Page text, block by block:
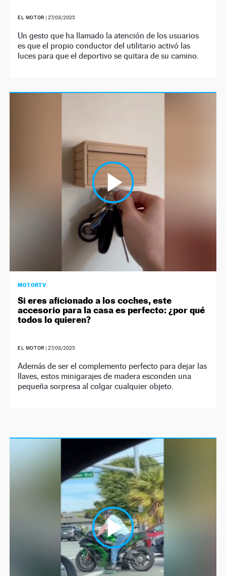
EL MOTOR |27/03/2025
Un gesto que ha llamado la atención de los usuarios
es que el propio conductor del utilitario activó las
luces para que el deportivo se quitara de su camino.
MOTORTV
Si eres aficionado a los coches, este
accesorio para la casa es perfecto: ¿por qué
todos lo quieren?
EL MOTOR |27/03/2025
Además de ser el complemento perfecto para dejar las
llaves, estos minigarajes de madera esconden una
pequeña sorpresa al colgar cualquier objeto.